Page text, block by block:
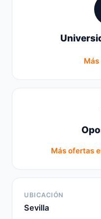
Más ofertas
UBICACIÓN
Sevilla